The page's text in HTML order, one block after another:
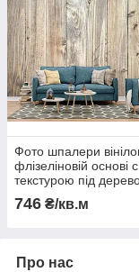
Фото шпалери
флізеліновій основі с
текстурою під
спальні, вітальні.
якість від виробника!
746 ₴/кв.м
Про нас